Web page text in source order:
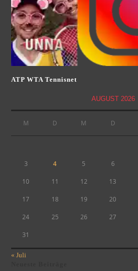
ATP WTA Tennisnet
AUGUST 2026
M D M D
3 4 5 6
10 11 12 13
17 18 19 20
24 25 26 27
31
« Juli